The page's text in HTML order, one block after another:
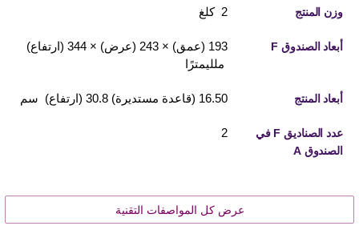
وزن المنتج 2 كلغ
أبعاد الصندوق F
193 (عمق) × 243 (عرض) × 344 (ارتفاع)
ملليمترًا
أبعاد المنتج 16.50 (قاعدة مستديرة)‏ 30.8 (ارتفاع) سم
عدد الصناديق F في
الصندوق A
2
عرض كل المواصفات التقنية